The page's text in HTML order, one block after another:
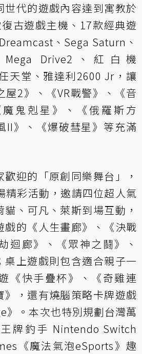
世代的遊戲內容達到寓教於
古遊戲主機、17款經典遊
、Sega Saturn、
Mega Drive2、紅白機
天堂、雅達利2600 Jr，讓
屋2》、《VR戰警》、《音
鬼剋星》、《俄羅斯方
II》、《爆破彗星》等充滿
迎的「原創同樂舞台」，
精彩活動，邀請四位超人氣
、可凡、萊斯到場互動，
戲的《人生畫廊》、《決戰
迴廊》、《眾神之鬪》、
桌上遊戲則包含適合親子一
《快手疊杯》、《奇雞連
》，還有燒腦策略卡牌遊戲
》。本次也特別規劃台灣萬
牌釣手 Nintendo Switch
《魔法氣泡eSports》趣